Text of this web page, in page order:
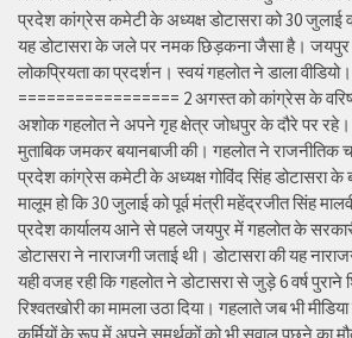
प्रदेश कांग्रेस कमेटी के अध्यक्ष डोटासरा को 30 जुलाई
यह डोटासरा के जले पर नमक छिड़कना जैसा है।
लोकप्रियता का प्रदर्शन। स्वयं गहलोत ने डाला वीडियो।
================= 2 अगस्त को कांग्रेस के
अशोक गहलोत ने अपने गृह क्षेत्र जोधपुर के दौरे पर
मुताबिक जमकर बयानबाजी की। गहलोत ने राजनीतिक
प्रदेश कांग्रेस कमेटी के अध्यक्ष गोविंद सिंह डोटासरा के
मालूम हो कि 30 जुलाई को पूर्व मंत्री महेंद्रजीत सिंह
प्रदेश कार्यालय आने से पहले जयपुर में गहलोत के
डोटासरा ने नाराजगी जताई थी। डोटासरा की यह
यही वजह रही कि गहलोत ने डोटासरा से जुड़े 6 वर्ष पुराने
रिश्वतखोरी का मामला उठा दिया। गहलाते जब भी